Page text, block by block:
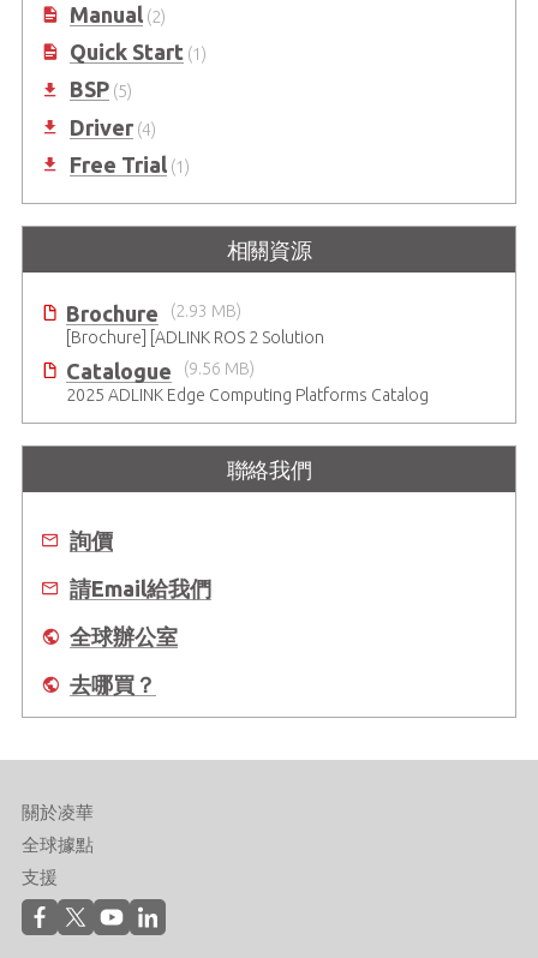
Manual(2)
Quick Start(1)
BSP(5)
Driver(4)
Free Trial(1)
相關資源
Brochure
(2.93 MB)
[Brochure] [ADLINK ROS 2 Solution
Catalogue
(9.56 MB)
2025 ADLINK Edge Computing Platforms Catalog
聯絡我們
詢價
請Email給我們
全球辦公室
去哪買？
關於凌華
全球據點
支援